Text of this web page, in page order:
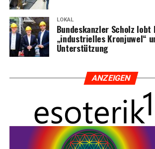
LOKAL
Bun­des­kanz­ler Scholz
„indus­tri­el­les Kron­ju­wel“
Unterstützung
ANZEI­GEN